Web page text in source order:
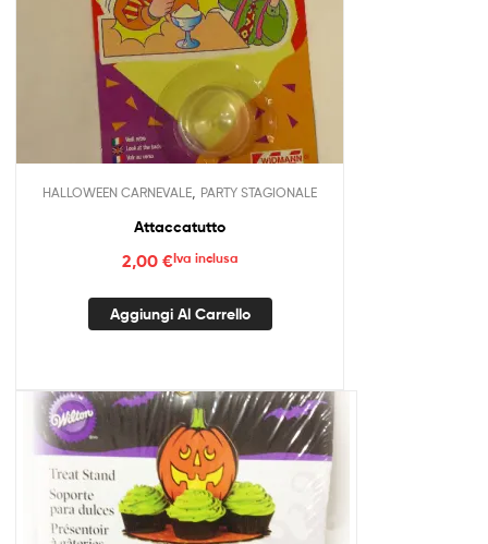
HALLOWEEN CARNEVALE PARTY STAGIONALE
Attaccatutto
2,00 €Iva inclusa
Aggiungi Al Carrello